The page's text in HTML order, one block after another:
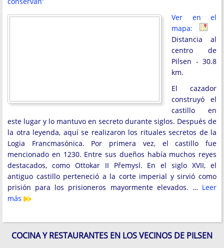
Ver en el
mapa:
Distancia al
centro de
Pilsen - 30.8
km.
El cazador
construyó el
castillo en
este lugar y lo mantuvo en secreto durante siglos. Después de
la otra leyenda, aquí se realizaron los rituales secretos de la
Logia Francmasónica. Por primera vez, el castillo fue
mencionado en 1230. Entre sus dueños había muchos reyes
destacados, como Ottokar II Přemysl. En el siglo XVII, el
antiguo castillo perteneció a la corte imperial y sirvió como
prisión para los prisioneros mayormente elevados. … Leer
más
COCINA Y RESTAURANTES EN LOS VECINOS DE PILSEN